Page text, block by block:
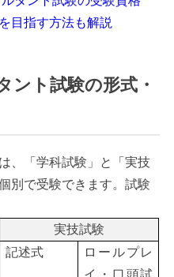
目指す方法も解説
ント試験の形式・
、「学科試験」と「実技
別で受験できます。試験
実技試験
記述式
ロールプレ